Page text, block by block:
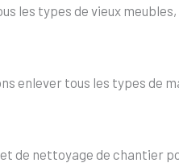
les types de vieux
enlever tous les types de
de nettoyage de chantier